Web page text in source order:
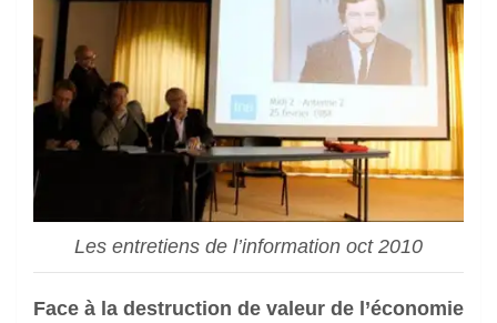
Les entretiens de l’information oct 2010
Face à la destruction de valeur de l’économie